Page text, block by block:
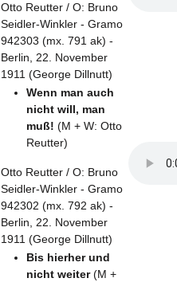
Otto Reutter / O: Bruno
Seidler-Winkler - Gramo
942303 (mx. 791 ak) -
Berlin, 22. November
1911 (George Dillnutt)
Wenn man auch
nicht will, man
muß! (M + W: Otto
Reutter)
Otto Reutter / O: Bruno
Seidler-Winkler - Gramo
942302 (mx. 792 ak) -
Berlin, 22. November
1911 (George Dillnutt)
Bis hierher und
nicht weiter(M +